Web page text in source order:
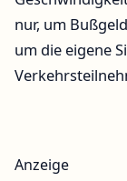
nur, um
um die eigene
Anzeige